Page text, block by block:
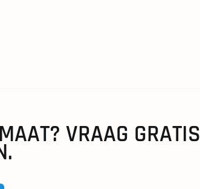
VRAAG GRATIS